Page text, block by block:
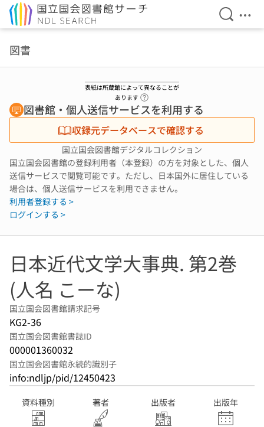
検索を
メ
図書
表紙は所蔵館によって異なることが
あります
図書館・個人送信サービスを利用する
収録元データベースで確認する
国立国会図書館デジタルコレクション
国立国会図書館の登録利用者（本登録）の方を対象とした、個人
送信サービスで閲覧可能です。ただし、日本国外に居住している
場合は、個人送信サービスを利用できません。
利用者登録する >
ログインする >
日本近代文学大事典. 第2巻
(人名 こーな)
国立国会図書館請求記号
KG2-36
国立国会図書館書誌ID
000001360032
国立国会図書館永続的識別子
info:ndljp/pid/12450423
資料種別 著者 出版者 出版年